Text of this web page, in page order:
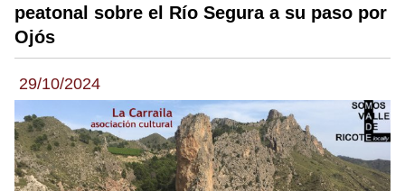
peatonal sobre el Río Segura a su paso por
Ojós
29/10/2024